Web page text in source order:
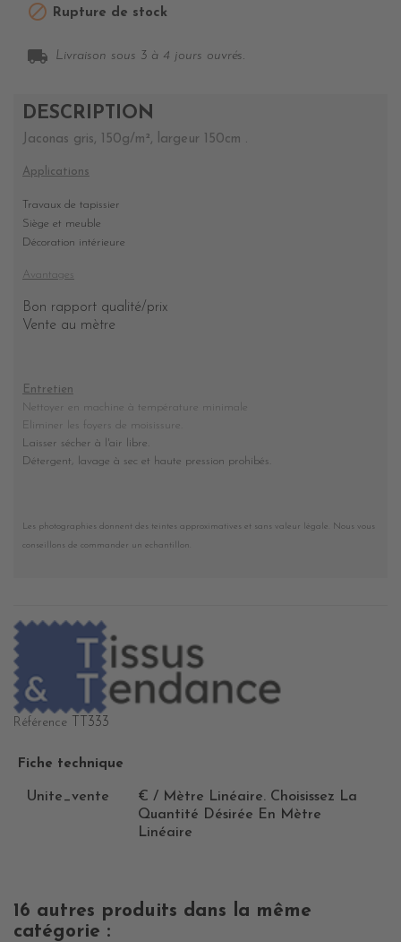
 Rupture de stock
local_shipping Livraison sous 3 à 4 jours ouvrés.
DESCRIPTION
Jaconas gris, 150g/m², largeur 150cm .
Applications
Travaux de tapissier
Siège et meuble
Décoration intérieure
Avantages
Bon rapport qualité/prix
Vente au mètre
Entretien
Nettoyer en machine à température minimale
Eliminer les foyers de moisissure.
Laisser sécher à l'air libre.
Détergent, lavage à sec et haute pression prohibés
Les photographies donnent des teintes approximatives et sans valeur légale. Nous vous
conseillons de commander un echantillon.
Référence TT333
Fiche technique
Unite_vente
€ / Mètre Linéaire. Choisissez La
Quantité Désirée En Mètre
Linéaire
16 autres produits dans la même
catégorie :